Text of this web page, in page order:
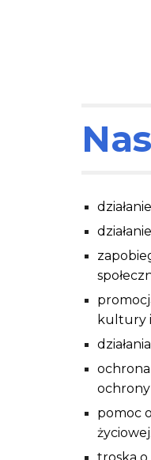
kultury
ochrona
pomoc
życiowej.